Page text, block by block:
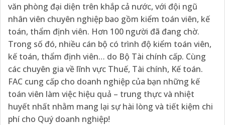
văn phòng đại diện trên khắp cả nước, với đội ngũ
nhân viên chuyên nghiệp bao gồm kiểm toán viên, kế
toán, thẩm định viên. Hơn 100 người đã đang chờ.
Trong số đó, nhiều cán bộ có trình độ kiểm toán viên,
kế toán, thẩm định viên… do Bộ Tài chính cấp. Cùng
các chuyên gia về lĩnh vực Thuế, Tài chính, Kế toán.
FAC cung cấp cho doanh nghiệp của bạn những kế
toán viên làm việc hiệu quả – trung thực và nhiệt
huyết nhất nhằm mang lại sự hài lòng và tiết kiệm chi
phí cho Quý doanh nghiệp!